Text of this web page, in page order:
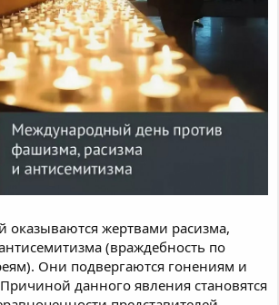
жертвами расизма,
(враждебность по
Они подвергаются гонениям и
данного явления становятся